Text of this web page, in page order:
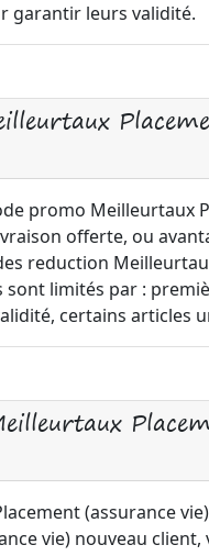
garantir leurs validité.
promo Meilleurtaux
offerte, ou
reduction
sont limités par :
certains articles
(assurance
vie) nouveau